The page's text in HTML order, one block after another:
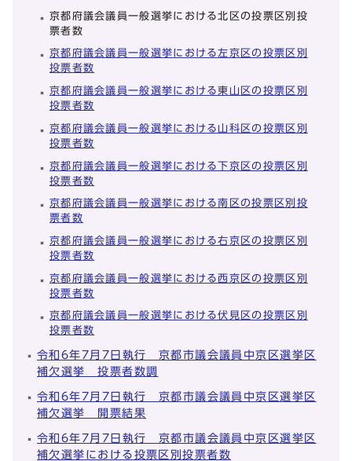
京都府議会議員一般選挙における北区の投票区別投
票者数
京都府議会議員一般選挙における左京区の投票区別
投票者数
京都府議会議員一般選挙における東山区の投票区別
投票者数
京都府議会議員一般選挙における山科区の投票区別
投票者数
京都府議会議員一般選挙における下京区の投票区別
投票者数
京都府議会議員一般選挙における南区の投票区別投
票者数
京都府議会議員一般選挙における右京区の投票区別
投票者数
京都府議会議員一般選挙における西京区の投票区別
投票者数
京都府議会議員一般選挙における伏見区の投票区別
投票者数
令和6年7月7日執行 京都市議会議員中京区選挙区
補欠選挙 投票者数調
令和6年7月7日執行 京都市議会議員中京区選挙区
補欠選挙 開票結果
令和6年7月7日執行 京都市議会議員中京区選挙区
補欠選挙における投票区別投票者数